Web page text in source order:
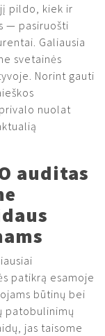
pildo, kiek ir
— pasiruošti
Galiausia
svetainės
Norint gauti
nuolat
auditas
patikrą esamoje
būtinų bei
patobulinimų
jas taisome